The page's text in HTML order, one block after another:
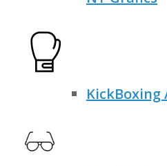
KickBoxing